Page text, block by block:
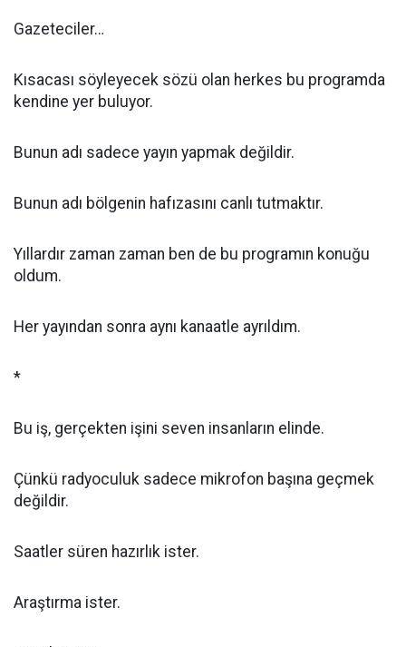
Gazeteciler…
Kısacası söyleyecek sözü olan herkes bu programda
kendine yer buluyor.
Bunun adı sadece yayın yapmak değildir.
Bunun adı bölgenin hafızasını canlı tutmaktır.
Yıllardır zaman zaman ben de bu programın konuğu
oldum.
Her yayından sonra aynı kanaatle ayrıldım.
*
Bu iş, gerçekten işini seven insanların elinde.
Çünkü radyoculuk sadece mikrofon başına geçmek
değildir.
Saatler süren hazırlık ister.
Araştırma ister.